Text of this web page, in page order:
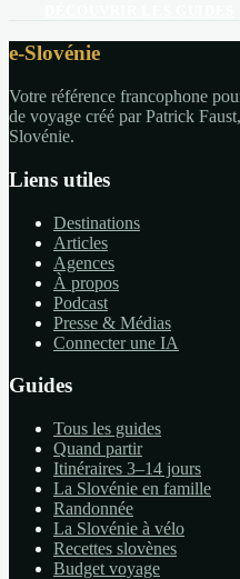
e-Slovénie
Votre référence francophone
de voyage créé par Patrick
Slovénie.
Liens utiles
Destinations
Articles
Agences
À propos
Podcast
Presse & Médias
Connecter une IA
Guides
Tous les guides
Quand partir
Itinéraires 3–14 jours
La Slovénie en famille
Randonnée
La Slovénie à vélo
Recettes slovènes
Budget voyage